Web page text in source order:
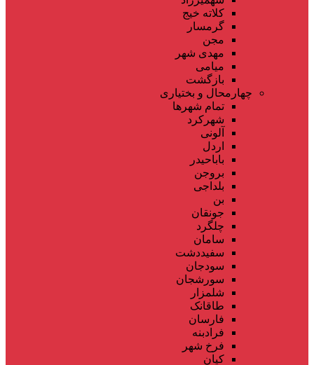
کلاته خیج
گرمسار
مجن
مهدی شهر
میامی
بازگشت
چهارمحال و بختیاری
تمام شهر‌ها
شهرکرد
آلونی
اردل
باباحیدر
بروجن
بلداجی
بن
جونقان
چلگرد
سامان
سفیددشت
سودجان
سورشجان
شلمزار
طاقانک
فارسان
فرادبنه
فرخ شهر
کیان